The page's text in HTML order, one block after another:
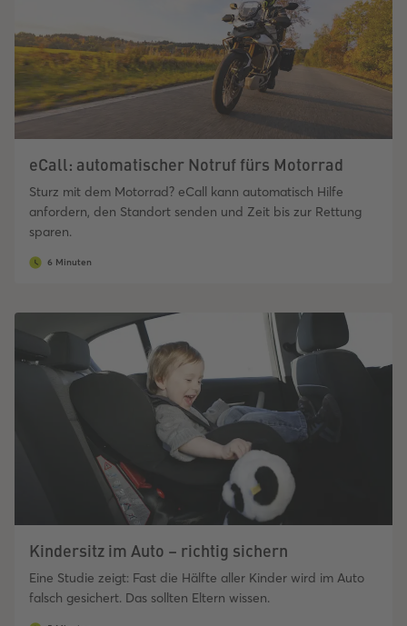
eCall: automatischer Notruf fürs Motorrad
Sturz mit dem Motorrad? eCall kann automatisch Hilfe
anfordern, den Standort senden und Zeit bis zur Rettung
sparen.
6 Minuten
Kindersitz im Auto – richtig sichern
Eine Studie zeigt: Fast die Hälfte aller Kinder wird im Auto
falsch gesichert. Das sollten Eltern wissen.